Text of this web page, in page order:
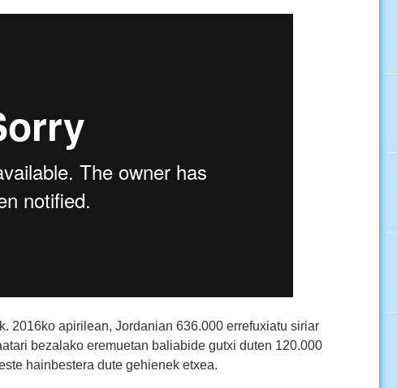
2016ko apirilean, Jordanian 636.000 errefuxiatu siriar
bezalako eremuetan baliabide gutxi duten 120.000
hainbestera dute gehienek etxea.